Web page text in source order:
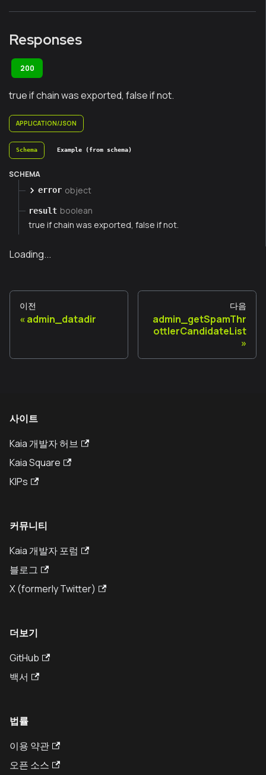
Responses
200
true if chain was exported, false if not.
APPLICATION/JSON
Schema Example (from schema)
SCHEMA
error object
result boolean
true if chain was exported, false if not.
Loading...
이전
admin_datadir
다음
admin_getSpamThr
ottlerCandidateList
사이트
Kaia 개발자 허브
Kaia Square
KIPs
커뮤니티
Kaia 개발자 포럼
블로그
X (formerly Twitter)
더보기
GitHub
백서
법률
이용 약관
오픈 소스